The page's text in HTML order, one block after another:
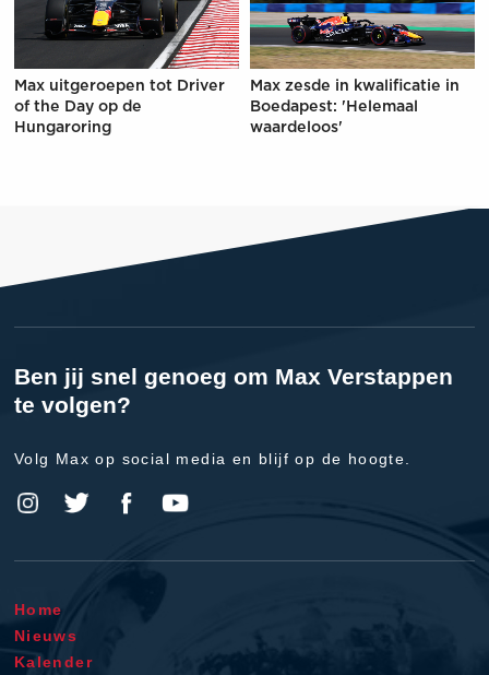
Max uitgeroepen tot Driver
of the Day op de
Hungaroring
Max zesde in kwalificatie in
Boedapest: 'Helemaal
waardeloos'
Ben jij snel genoeg om Max Verstappen
te volgen?
Volg Max op social media en blijf op de hoogte.
Home
Nieuws
Kalender